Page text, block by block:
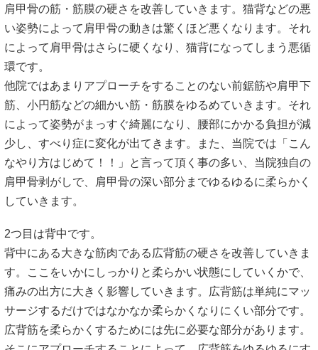
肩甲骨の筋・筋膜の硬さを改善していきます。猫背などの悪
い姿勢によって肩甲骨の動きは驚くほど悪くなります。それ
によって肩甲骨はさらに硬くなり、猫背になってしまう悪循
環です。
他院ではあまりアプローチをすることのない前鋸筋や肩甲下
筋、小円筋などの細かい筋・筋膜をゆるめていきます。それ
によって姿勢がまっすぐ綺麗になり、腰部にかかる負担が減
少し、すべり症に変化が出てきます。また、当院では「こん
なやり方はじめて！！」と言って頂く事の多い、当院独自の
肩甲骨剥がしで、肩甲骨の深い部分までゆるゆるに柔らかく
していきます。
2つ目は背中です。
背中にある大きな筋肉である広背筋の硬さを改善していきま
す。ここをいかにしっかりと柔らかい状態にしていくかで、
痛みの出方に大きく影響していきます。広背筋は単純にマッ
サージするだけではなかなか柔らかくなりにくい部分です。
広背筋を柔らかくするためには先に必要な部分があります。